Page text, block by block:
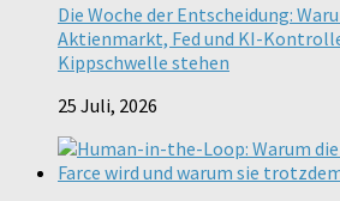
Die Woche der Entscheidung:
Aktienmarkt, Fed und KI-
Kippschwelle stehen
25 Juli, 2026